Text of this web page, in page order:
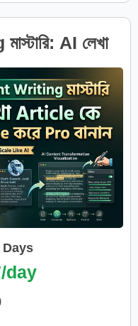
AI লেখা
Pro বানান
day